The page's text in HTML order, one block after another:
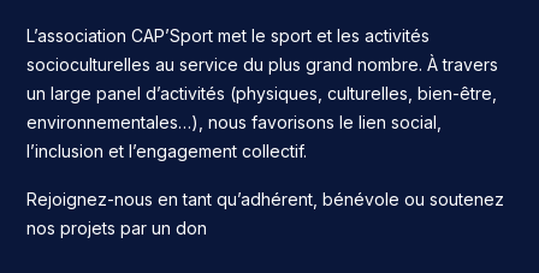
L’association CAP’Sport met le sport et les activités
socioculturelles au service du plus grand nombre. À travers
un large panel d’activités (physiques, culturelles, bien-être,
environnementales…), nous favorisons le lien social,
l’inclusion et l’engagement collectif.
Rejoignez-nous en tant qu’adhérent, bénévole ou soutenez
nos projets par un don